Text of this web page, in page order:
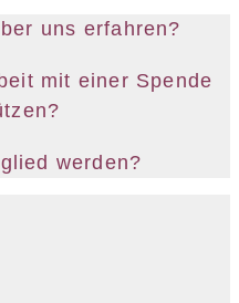
uns erfahren?
mit einer Spende
werden?